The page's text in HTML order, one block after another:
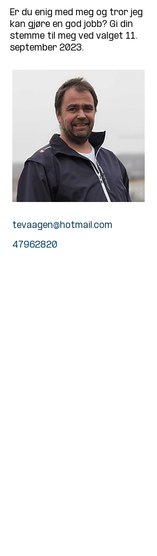
Er du enig med meg og tror jeg
kan gjøre en god jobb? Gi din
stemme til meg ved valget 11.
september 2023.
tevaagen@hotmail.com
47962820